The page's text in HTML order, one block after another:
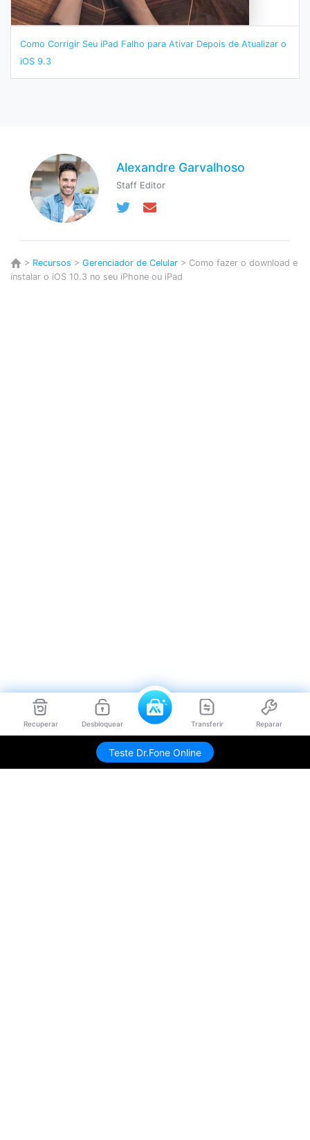
Recuperar Desbloquear Transferir Reparar
Teste Dr.Fone Online
Como Corrigir Seu iPad Falho para Ativar Depois de Atualizar o
iOS 9.3
Alexandre Garvalhoso
Staff Editor
> Recursos > Gerenciador de Celular > Como fazer o download e
instalar o iOS 10.3 no seu iPhone ou iPad